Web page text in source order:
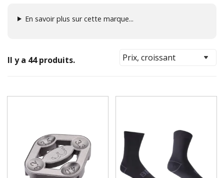
En savoir plus sur cette marque...
Il y a 44 produits.